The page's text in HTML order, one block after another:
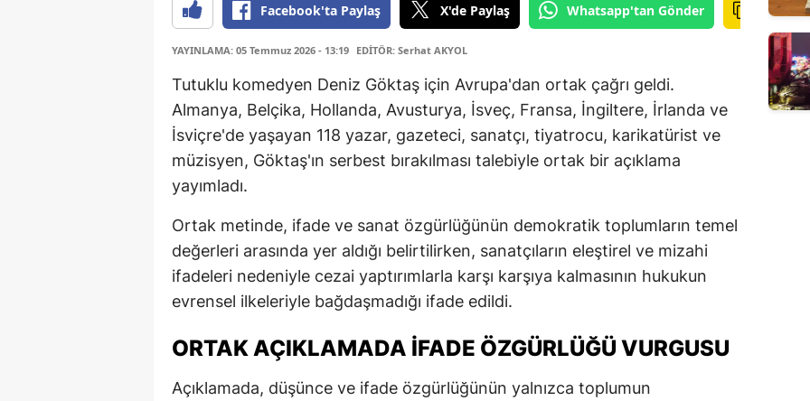
Facebook'ta Paylaş X'de Paylaş Whatsapp'tan Gönder
YAYINLAMA: 05 Temmuz 2026 - 13:19 EDİTÖR: Serhat AKYOL
Tutuklu komedyen Deniz Göktaş için Avrupa'dan ortak çağrı geldi.
Almanya, Belçika, Hollanda, Avusturya, İsveç, Fransa, İngiltere, İrlanda ve
İsviçre'de yaşayan 118 yazar, gazeteci, sanatçı, tiyatrocu, karikatürist ve
müzisyen, Göktaş'ın serbest bırakılması talebiyle ortak bir açıklama
yayımladı.
Ortak metinde, ifade ve sanat özgürlüğünün demokratik toplumların temel
değerleri arasında yer aldığı belirtilirken, sanatçıların eleştirel ve mizahi
ifadeleri nedeniyle cezai yaptırımlarla karşı karşıya kalmasının hukukun
evrensel ilkeleriyle bağdaşmadığı ifade edildi.
ORTAK AÇIKLAMADA İFADE ÖZGÜRLÜĞÜ VURGUSU
Açıklamada, düşünce ve ifade özgürlüğünün yalnızca toplumun